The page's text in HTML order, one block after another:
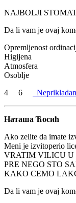
NAJBOLJI
Da li vam je ovaj
Opremljenost
Higijena
Atmosfera
Osoblje
4
6
Наташа Ћосић
Ako zelite da imate
Meni je izvitoperio
VRATIM VILICU U
PRE NEGO STO
KAKO CEMO
Da li vam je ovaj